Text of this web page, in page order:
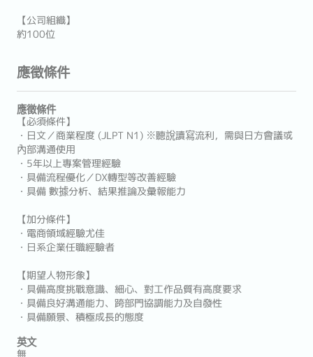
【公司組織】
約100位
應徵條件
應徵條件
【必須條件】
・日文／商業程度 (JLPT N1) ※聽說讀寫流利，需與日方會議或
內部溝通使用
・5年以上專案管理經驗
・具備流程優化／DX轉型等改善經驗
・具備 數據分析、結果推論及彙報能力
【加分條件】
・電商領域經驗尤佳
・日系企業任職經驗者
【期望人物形象】
・具備高度挑戰意識、細心、對工作品質有高度要求
・具備良好溝通能力、跨部門協調能力及自發性
・具備願景、積極成長的態度
英文
無